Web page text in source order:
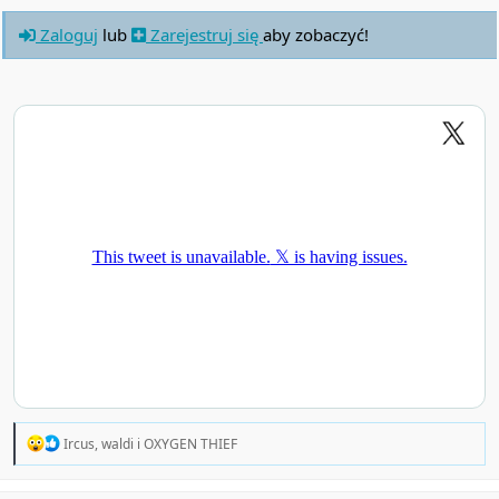
Zaloguj lub Zarejestruj się aby zobaczyć!
R
Ircus,waldi i OXYGEN THIEF